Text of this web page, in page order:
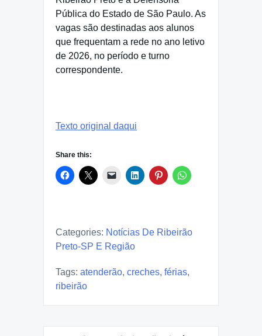
Pública do Estado de São Paulo. As
vagas são destinadas aos alunos
que frequentam a rede no ano letivo
de 2026, no período e turno
correspondente.
Texto original daqui
Share this:
Categories: Notícias De Ribeirão
Preto-SP E Região
Tags: atenderão, creches, férias,
ribeirão